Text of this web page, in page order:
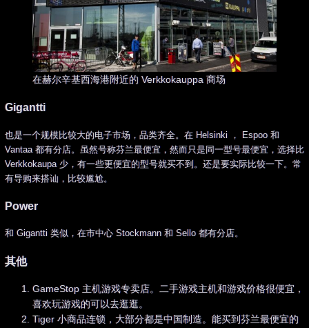
在赫尔辛基西海港附近的 Verkkokauppa 商场
Gigantti
也是一个规模比较大的电子市场，品类齐全。在 Helsinki ， Espoo 和
Vantaa 都有分店。虽然号称芬兰最便宜，然而只是同一型号最便宜，选择比
Verkkokaupa 少，有一些更便宜的型号就买不到。还是要实际比较一下。常
有导购来搭讪，比较尴尬。
Power
和 Gigantti 类似，在市中心 Stockmann 和 Sello 都有分店。
其他
GameStop 主机游戏专卖店。二手游戏主机和游戏价格很便宜，
喜欢玩游戏的可以去逛逛。
Tiger 小商品连锁，大部分都是中国制造。能买到芬兰最便宜的